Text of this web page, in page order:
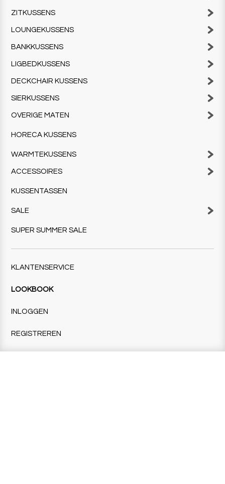
ZITKUSSENS
LOUNGEKUSSENS
BANKKUSSENS
LIGBEDKUSSENS
DECKCHAIR KUSSENS
SIERKUSSENS
OVERIGE MATEN
HORECA KUSSENS
WARMTEKUSSENS
ACCESSOIRES
KUSSENTASSEN
SALE
SUPER SUMMER SALE
KLANTENSERVICE
LOOKBOOK
INLOGGEN
REGISTREREN